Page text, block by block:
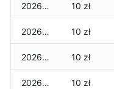
2026-06-03 10 zł
2026-06-02 10 zł
2026-06-01 10 zł
2026-05-31 10 zł